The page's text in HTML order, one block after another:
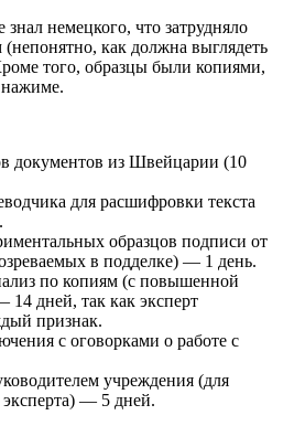
знал немецкого, что затрудняло
как должна выглядеть
того, образцы были копиями,
нажиме.
документов из Швейцарии (10
для расшифровки текста
образцов подписи от
в подделке) — 1 день.
по копиям (с повышенной
дней, так как эксперт
признак.
с оговорками о работе с
учреждения (для
эксперта) — 5 дней.